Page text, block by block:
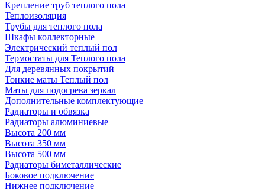
Крепление труб теплого пола
Теплоизоляция
Трубы для теплого пола
Шкафы коллекторные
Электрический теплый пол
Термостаты для Теплого пола
Для деревянных покрытий
Тонкие маты Теплый пол
Маты для подогрева зеркал
Дополнительные комплектующие
Радиаторы и обвязка
Радиаторы алюминиевые
Высота 200 мм
Высота 350 мм
Высота 500 мм
Радиаторы биметаллические
Боковое подключение
Нижнее подключение